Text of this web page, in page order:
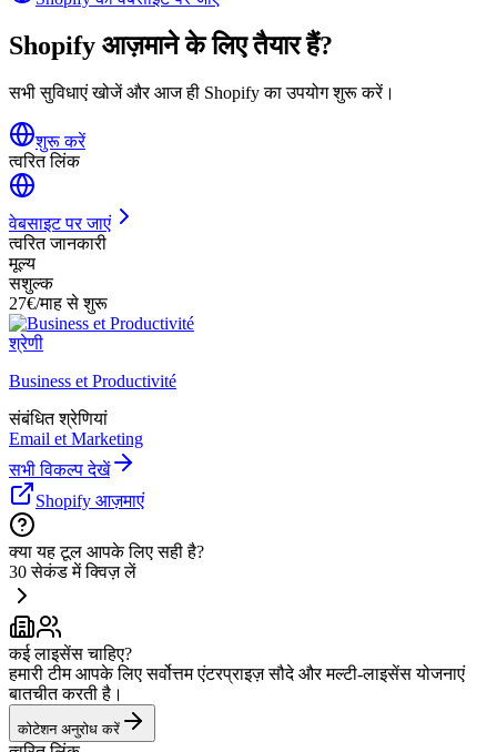
Shopify आज़माने के लिए तैयार हैं?
सभी सुविधाएं खोजें और आज ही Shopify का उपयोग शुरू करें।
शुरू करें
त्वरित लिंक
वेबसाइट पर जाएं
त्वरित जानकारी
मूल्य
सशुल्क
27€/माह से शुरू
श्रेणी
Business et Productivité
संबंधित श्रेणियां
Email et Marketing
सभी विकल्प देखें
Shopify आज़माएं
क्या यह टूल आपके लिए सही है?
30 सेकंड में क्विज़ लें
कई लाइसेंस चाहिए?
हमारी टीम आपके लिए सर्वोत्तम एंटरप्राइज़ सौदे और मल्टी-लाइसेंस योजनाएं
बातचीत करती है।
कोटेशन अनुरोध करें